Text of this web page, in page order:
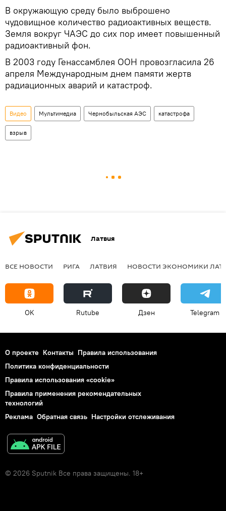
В окружающую среду было выброшено
чудовищное количество радиоактивных веществ.
Земля вокруг ЧАЭС до сих пор имеет повышенный
радиоактивный фон.
В 2003 году Генассамблея ООН провозгласила 26
апреля Международным днем памяти жертв
радиационных аварий и катастроф.
Видео Мультимедиа Чернобыльская АЭС катастрофа
взрыв
Латвия
ВСЕ НОВОСТИ РИГА ЛАТВИЯ НОВОСТИ ЭКОНОМИКИ
OK Rutube Дзен Telegram
О проекте Контакты Правила использования
Политика конфиденциальности
Правила использования «cookie»
Правила применения рекомендательных
технологий
Реклама Обратная связь Настройки отслеживания
© 2026 Sputnik Все права защищены. 18+